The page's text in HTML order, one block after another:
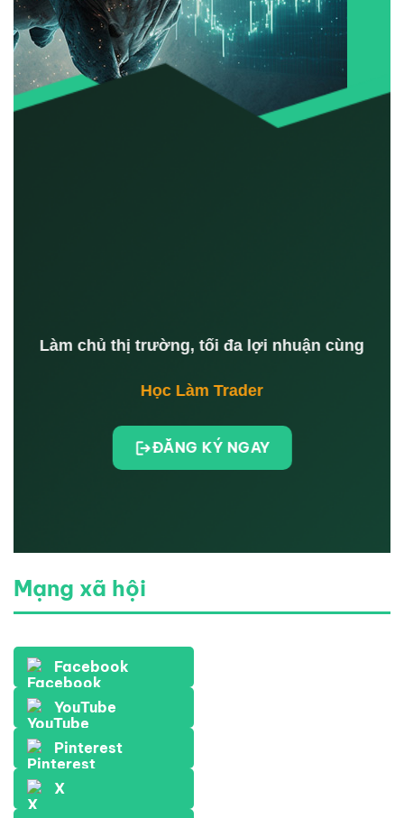
Làm chủ thị trường, tối đa lợi nhuận cùng
Học Làm Trader
ĐĂNG KÝ NGAY
Mạng xã hội
Facebook
YouTube
Pinterest
X